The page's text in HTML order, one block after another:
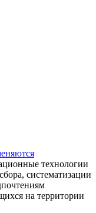
технологии
систематизации
на территории